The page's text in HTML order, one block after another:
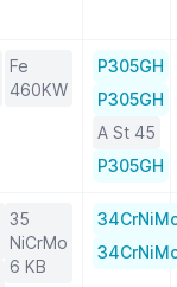
Fe
460KW
P305GH
P305GH
A St 45
P305GH
35
NiCrMo
6 KB